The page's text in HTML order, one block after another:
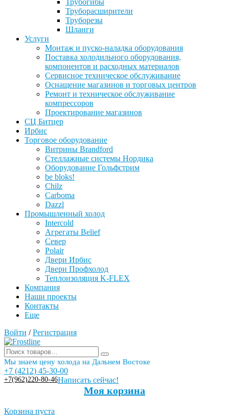
Трубогибы
Труборасширители
Труборезы
Шланги
Услуги
Монтаж и пуско-наладка оборудования
Поставка холодильного оборудования,
компонентов и расходных материалов
Сервисное техническое обслуживание
Оснащение магазинов и торговых центров
Ремонт и техническое обслуживание
компрессоров
Проектирование магазинов
СЦ Битцер
Ирбис
Торговое оборудование
Витрины Brandford
Стеллажные системы Нордика
Оборудование Гольфстрим
be bloks!
Chilz
Carboma
Dazzl
Промышленный холод
Intercold
Агрегаты Belief
Север
Polair
Двери Ирбис
Двери Профхолод
Теплоизоляция K-FLEX
Компания
Наши проекты
Контакты
Еще
Войти / Регистрация
Мы знаем цену холода на Дальнем Востоке
+7 (4212) 45-30-00
+7(962)220-80-46Написать сейчас!
Моя корзина
Корзина пуста